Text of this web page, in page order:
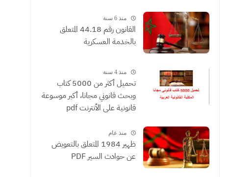
الموثقون
منذ 6 سنة
القانون رقم 44.18 المتعلق
بالخدمة العسكرية
منذ 4 سنة
تحميل أكثر من 5000 كتاب
وبحث قانوني مجانا، أكبر موسوعة
قانونية على الأنترنت pdf
منذ عام
ظهير 1984 المتعلق بالتعويض
عن حوادث السير PDF